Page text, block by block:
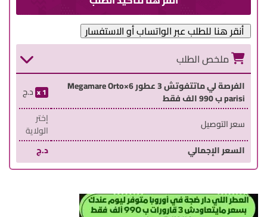
أنقر هنا للطلب عبر الواتساب أو الاستفسار
ملخص الطلب
الفرصة لي ماتتفوتش 3 عطور 6×Megamare Orto
parisi ب 990 الف فقط
1 د.ج
سعر التوصيل
إختر
الولاية
السعر الإجمالي
د.ج